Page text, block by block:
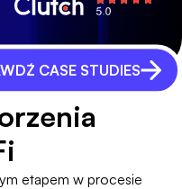
CASE STUDIES
etapem w procesie